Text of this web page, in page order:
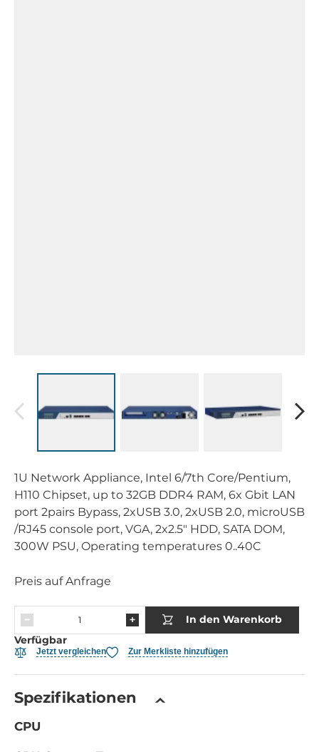
1U Network Appliance, Intel 6/7th Core/Pentium,
H110 Chipset, up to 32GB DDR4 RAM, 6x Gbit LAN
port 2pairs Bypass, 2xUSB 3.0, 2xUSB 2.0, microUSB
/RJ45 console port, VGA, 2x2.5" HDD, SATA DOM,
300W PSU, Operating temperatures 0..40C
Preis auf Anfrage
In den Warenkorb
Verfügbar
Jetzt vergleichen Zur Merkliste hinzufügen
Spezifikationen
CPU